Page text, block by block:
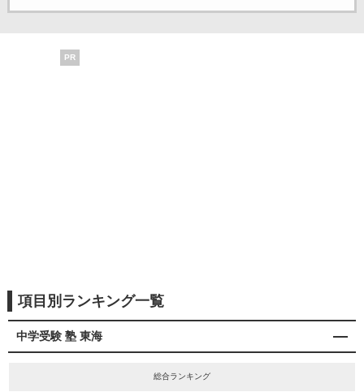
PR
項目別ランキング一覧
中学受験 塾 東海
総合ランキング